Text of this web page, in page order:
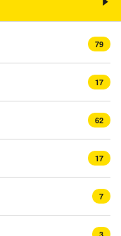
79
17
62
17
7